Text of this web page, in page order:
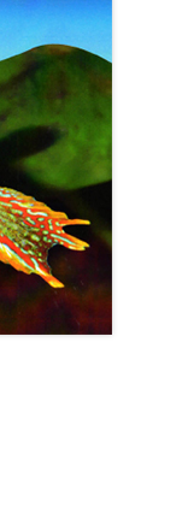
du KCF Nord
:
Congrès
KCF Ile de France
KCF Ile de France